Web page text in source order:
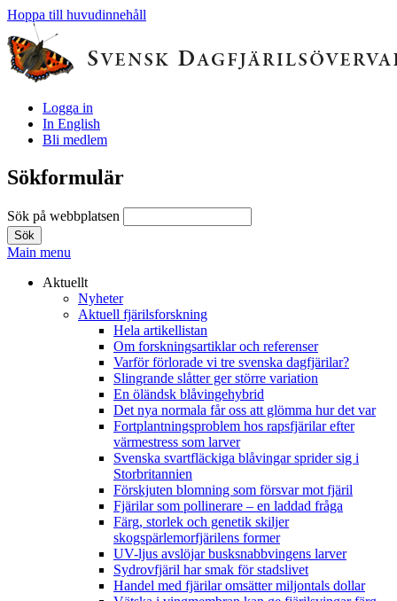
Hoppa till huvudinnehåll
Logga in
In English
Bli medlem
Sökformulär
Sök på webbplatsen
Main menu
Aktuellt
Nyheter
Aktuell fjärilsforskning
Hela artikellistan
Om forskningsartiklar och referenser
Varför förlorade vi tre svenska dagfjärilar?
Slingrande slåtter ger större variation
En öländsk blåvingehybrid
Det nya normala får oss att glömma hur det var
Fortplantningsproblem hos rapsfjärilar efter
värmestress som larver
Svenska svartfläckiga blåvingar sprider sig i
Storbritannien
Förskjuten blomning som försvar mot fjäril
Fjärilar som pollinerare – en laddad fråga
Färg, storlek och genetik skiljer
skogspärlemorfjärilens former
UV-ljus avslöjar busksnabbvingens larver
Sydrovfjäril har smak för stadslivet
Handel med fjärilar omsätter miljontals dollar